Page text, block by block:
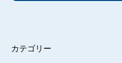
カテゴリー